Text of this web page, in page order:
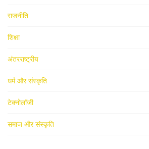
राजनीति
शिक्षा
अंतरराष्ट्रीय
धर्म और संस्कृति
टेक्नोलॉजी
समाज और संस्कृति